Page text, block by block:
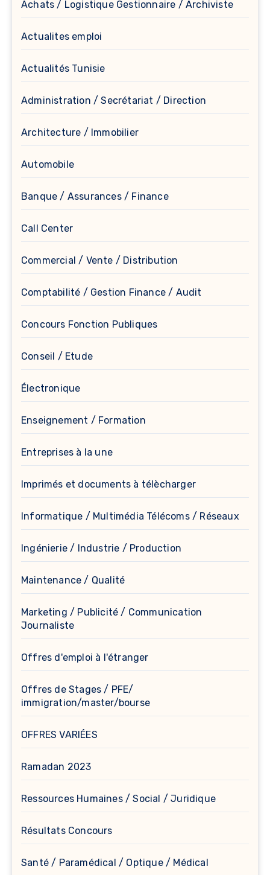
Achats / Logistique Gestionnaire / Archiviste
Actualites emploi
Actualités Tunisie
Administration / Secrétariat / Direction
Architecture / Immobilier
Automobile
Banque / Assurances / Finance
Call Center
Commercial / Vente / Distribution
Comptabilité / Gestion Finance / Audit
Concours Fonction Publiques
Conseil / Etude
Électronique
Enseignement / Formation
Entreprises à la une
Imprimés et documents à télècharger
Informatique / Multimédia Télécoms / Réseaux
Ingénierie / Industrie / Production
Maintenance / Qualité
Marketing / Publicité / Communication
Journaliste
Offres d'emploi à l'étranger
Offres de Stages / PFE/
immigration/master/bourse
OFFRES VARIÉES
Ramadan 2023
Ressources Humaines / Social / Juridique
Résultats Concours
Santé / Paramédical / Optique / Médical